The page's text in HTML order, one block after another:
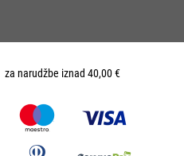
za narudžbe iznad 40,00 €